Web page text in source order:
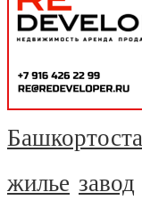
жилье завод